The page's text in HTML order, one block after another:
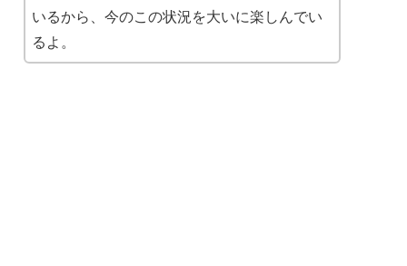
いるから、今のこの状況を大いに楽しんでい
るよ。